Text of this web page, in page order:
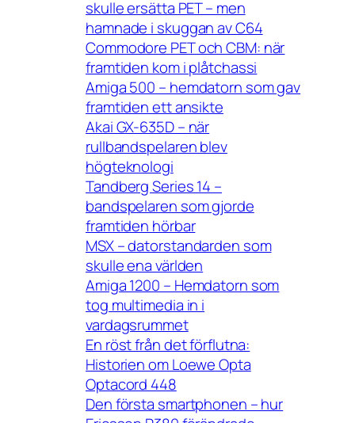
skulle ersätta PET – men
hamnade i skuggan av C64
Commodore PET och CBM: när
framtiden kom i plåtchassi
Amiga 500 – hemdatorn som gav
framtiden ett ansikte
Akai GX-635D – när
rullbandspelaren blev
högteknologi
Tandberg Series 14 –
bandspelaren som gjorde
framtiden hörbar
MSX – datorstandarden som
skulle ena världen
Amiga 1200 – Hemdatorn som
tog multimedia in i
vardagsrummet
En röst från det förflutna:
Historien om Loewe Opta
Optacord 448
Den första smartphonen – hur